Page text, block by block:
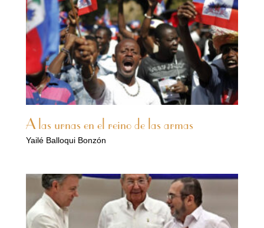
A las urnas en el reino de las armas
Yailé Balloqui Bonzón